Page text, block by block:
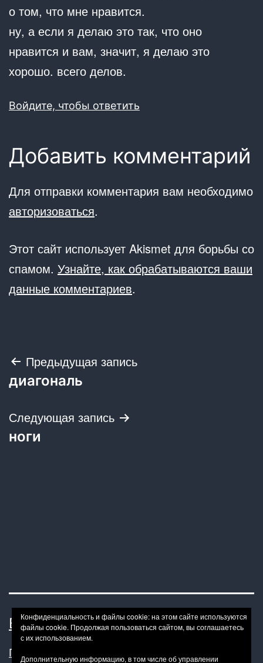
о том, что мне нравится.
ну, а если я делаю это так, что оно
нравится и вам, значит, я делаю это
хорошо. всего делов.
Войдите, чтобы ответить
Добавить комментарий
Для отправки комментария вам необходимо
авторизоваться.
Этот сайт использует Akismet для борьбы со
спамом. Узнайте, как обрабатываются ваши
данные комментариев.
Навигация
по
записям
Предыдущая запись
диагональ
Следующая запись
ноги
BONDAGE BDSM-HOWTO
Политика конфиденциальности
Конфиденциальность и файлы cookie: на этом сайте используются
файлы cookie. Продолжая пользоваться сайтом, вы соглашаетесь
с их использованием.
Дополнительную информацию, в том числе об управлении